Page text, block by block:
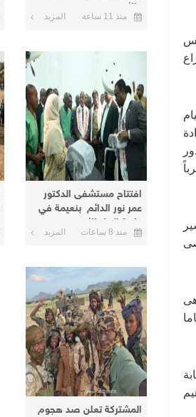
والأسطورة
منذ 11 ساعة المزيد
افتتاح مستشفى الدكتور
عمر نور الدائم بنعيمة في
ولاية النيل الأبيض
منذ 8 ساعات المزيد
المشتركة تعلن صد هجوم